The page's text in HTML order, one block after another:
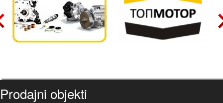
Prodajni objekti